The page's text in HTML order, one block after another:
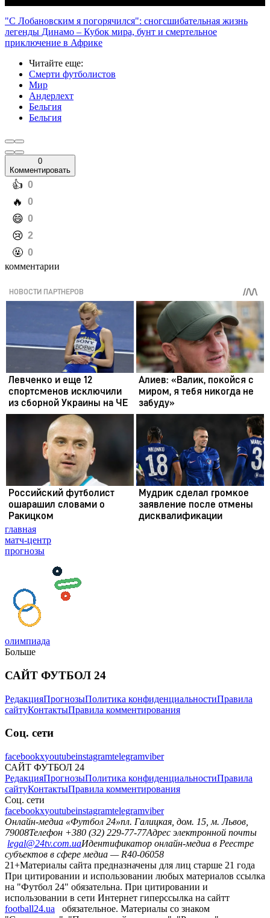
"С Лобановским я погорячился": сногсшибательная жизнь
легенды Динамо – Кубок мира, бунт и смертельное
приключение в Африке
Читайте еще:
Смерти футболистов
Мир
Андерлехт
Бельгия
Бельгия
0
Комментировать
️👍 0
️🔥 0
️😄 0
️😢 2
️🤬 0
комментарии
главная
матч-центр
прогнозы
олимпиада
Больше
САЙТ ФУТБОЛ 24
РедакцияПрогнозыПолитика конфиденциальностиПравила
сайтуКонтактыПравила комментирования
Соц. сети
facebookxyoutubeinstagramtelegramviber
САЙТ ФУТБОЛ 24
РедакцияПрогнозыПолитика конфиденциальностиПравила
сайтуКонтактыПравила комментирования
Соц. сети
facebookxyoutubeinstagramtelegramviber
Онлайн-медиа «Футбол 24»пл. Галицкая, дом. 15, м. Львов,
79008Телефон +380 (32) 229-77-77Адрес электронной почты
legal@24tv.com.uaИдентификатор онлайн-медиа в Реестре
субъектов в сфере медиа — R40-06058
21+Материалы сайта предназначены для лиц старше 21 года
При цитировании и использовании любых материалов ссылка
на "Футбол 24" обязательна. При цитировании и
использовании в сети Интернет гиперссылка на сайтт
football24.ua
обязательное. Материалы со знаком